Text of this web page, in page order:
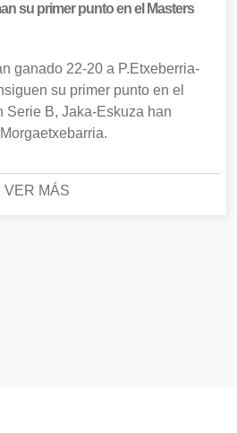
su primer punto en el Masters
ganado 22-20 a P.Etxeberria-
su primer punto en el
Serie B, Jaka-Eskuza han
VER MÁS